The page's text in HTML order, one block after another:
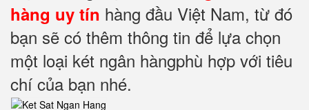
hàng uy tín hàng đầu Việt Nam, từ đó
bạn sẽ có thêm thông tin để lựa chọn
một loại két ngân hàngphù hợp với tiêu
chí của bạn nhé.